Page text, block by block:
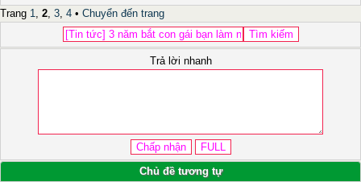
Trang 1, 2, 3, 4 • Chuyển đến trang
Trả lời nhanh
Chủ đề tương tự